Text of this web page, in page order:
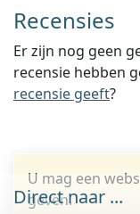
Recensies
Er zijn nog geen
recensie hebben
recensie geeft?
U mag een
geven.
Direct naar ...